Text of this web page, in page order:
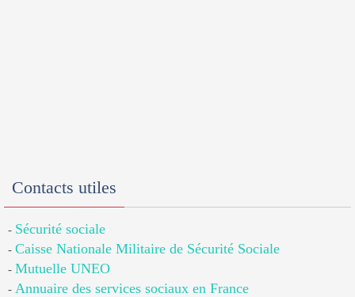
Contacts utiles
- Sécurité sociale
- Caisse Nationale Militaire de Sécurité Sociale
- Mutuelle UNEO
- Annuaire des services sociaux en France